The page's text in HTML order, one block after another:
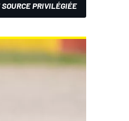
PRIVILÉGIÉE